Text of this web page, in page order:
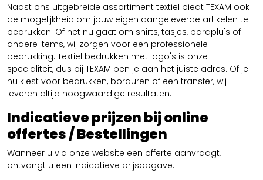
Naast ons uitgebreide assortiment textiel biedt TEXAM ook
de mogelijkheid om jouw eigen aangeleverde artikelen te
bedrukken. Of het nu gaat om shirts, tasjes, paraplu's of
andere items, wij zorgen voor een professionele
bedrukking. Textiel bedrukken met logo's is onze
specialiteit, dus bij TEXAM ben je aan het juiste adres. Of je
nu kiest voor bedrukken, borduren of een transfer, wij
leveren altijd hoogwaardige resultaten.
Indicatieve prijzen bij online
offertes / Bestellingen
Wanneer u via onze website een offerte aanvraagt,
ontvangt u een indicatieve prijsopgave.